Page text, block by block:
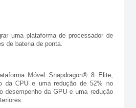
uma plataforma de processador de
de bateria de ponta.
Móvel Snapdragon® 8 Elite,
da CPU e uma redução de 52% no
desempenho da GPU e uma redução